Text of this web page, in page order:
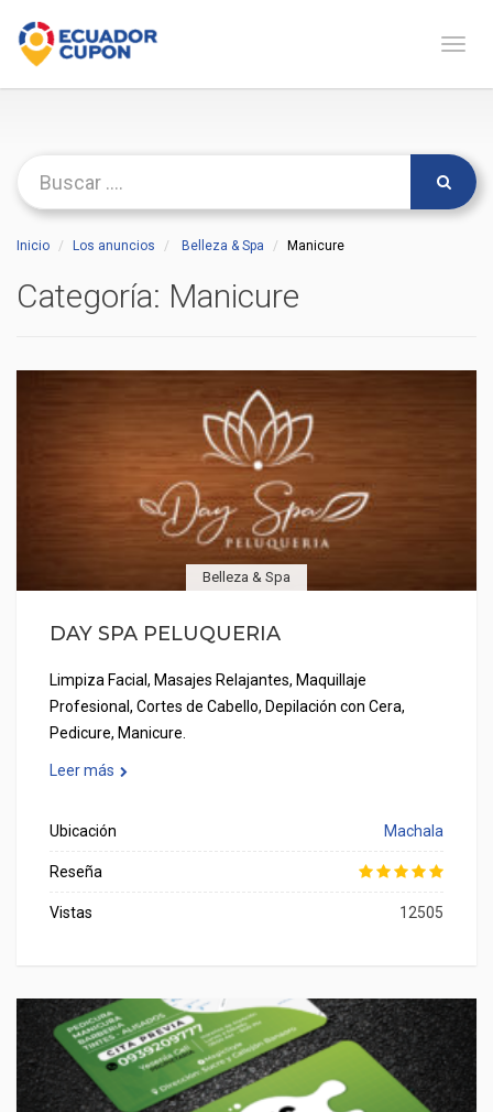
Inicio Los anuncios Belleza & Spa Manicure
Categoría: Manicure
Belleza & Spa
DAY SPA PELUQUERIA
Limpiza Facial, Masajes Relajantes, Maquillaje
Profesional, Cortes de Cabello, Depilación con Cera,
Pedicure, Manicure.
Leer más
Ubicación Machala
Reseña
Vistas 12505